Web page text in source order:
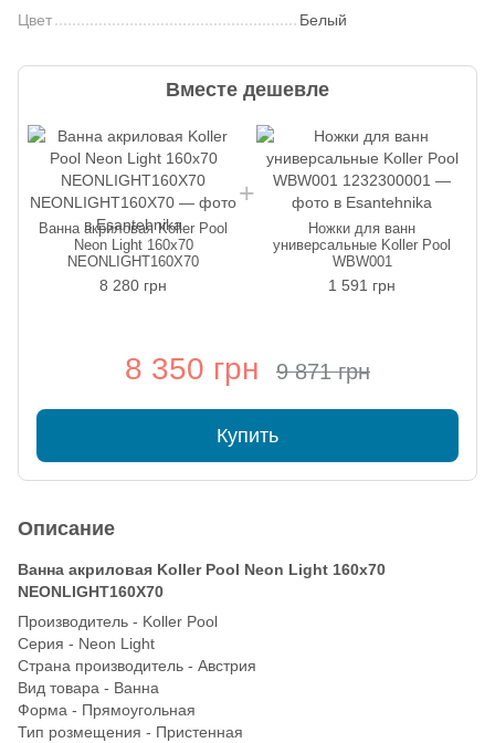
Цвет Белый
Вместе дешевле
Ванна акриловая Koller Pool
Neon Light 160x70
NEONLIGHT160X70
8 280 грн
Ножки для ванн
универсальные Koller Pool
WBW001
1 591 грн
8 350 грн 9 871 грн
Купить
Описание
Ванна акриловая Koller Pool Neon Light 160x70
NEONLIGHT160X70
Производитель - Koller Pool
Серия - Neon Light
Страна производитель - Австрия
Вид товара - Ванна
Форма - Прямоугольная
Тип розмещения - Пристенная